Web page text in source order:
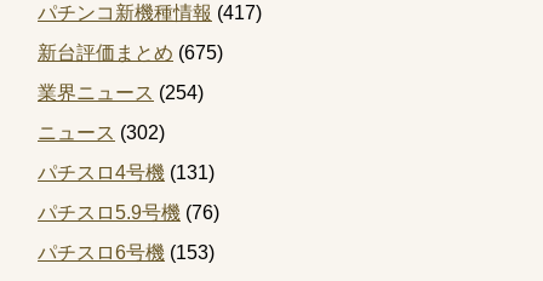
パチンコ新機種情報 (417)
新台評価まとめ (675)
業界ニュース (254)
ニュース (302)
パチスロ4号機 (131)
パチスロ5.9号機 (76)
パチスロ6号機 (153)